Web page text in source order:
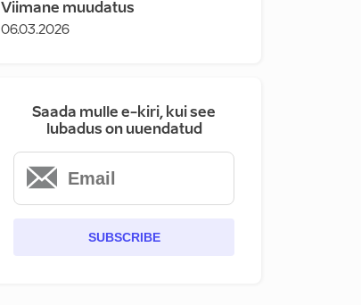
Viimane muudatus
06.03.2026
Saada mulle e-kiri, kui see
lubadus on uuendatud
SUBSCRIBE